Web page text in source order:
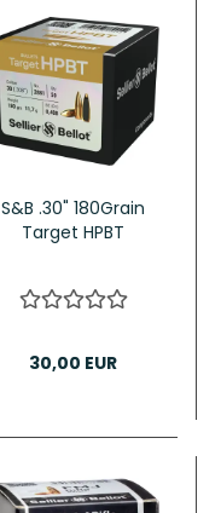
S&B .30" 180Grain
Target HPBT
30,00 EUR